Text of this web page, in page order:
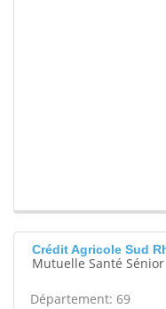
Crédit Agricole Sud
Mutuelle Santé Sénior
Département: 69